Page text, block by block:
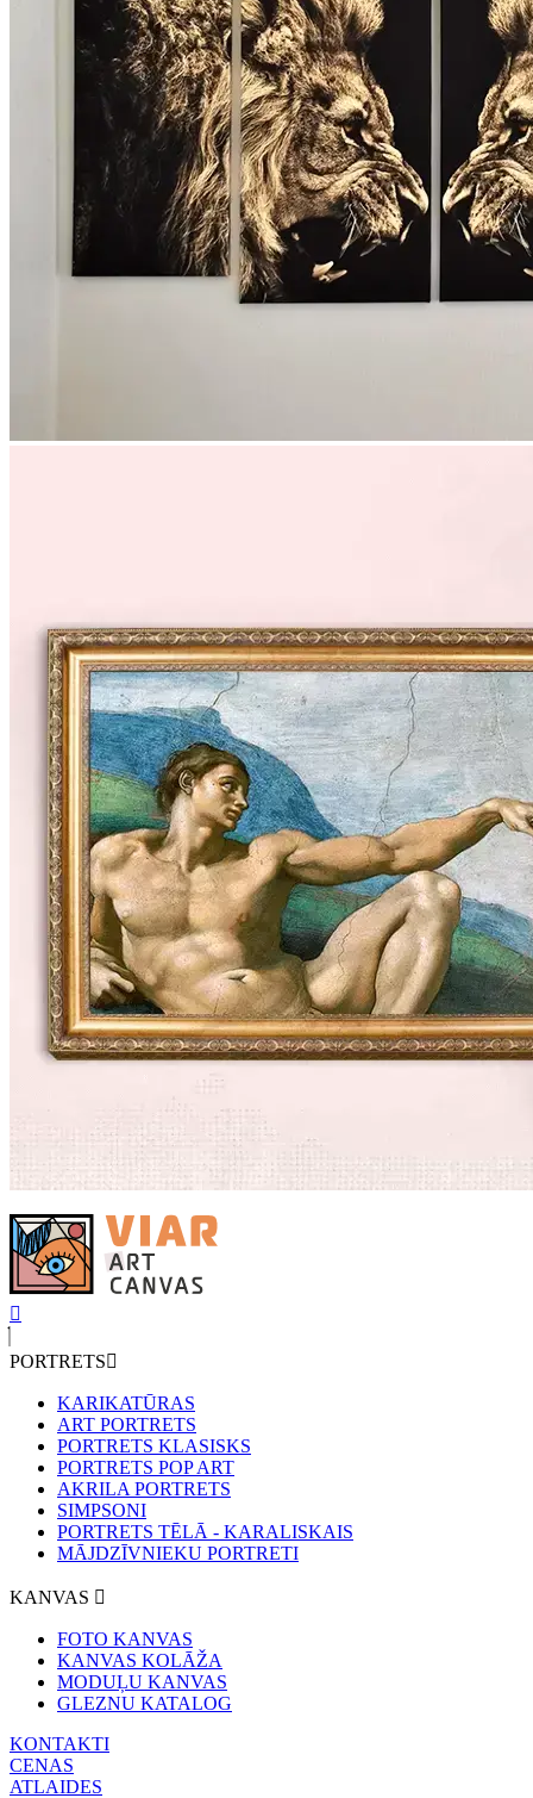
PORTRETS
KARIKATŪRAS
ART PORTRETS
PORTRETS KLASISKS
PORTRETS POP ART
AKRILA PORTRETS
SIMPSONI
PORTRETS TĒLĀ - KARALISKAIS
MĀJDZĪVNIEKU PORTRETI
KANVAS
FOTO KANVAS
KANVAS KOLĀŽA
MODUĻU KANVAS
GLEZNU KATALOG
KONTAKTI
CENAS
ATLAIDES